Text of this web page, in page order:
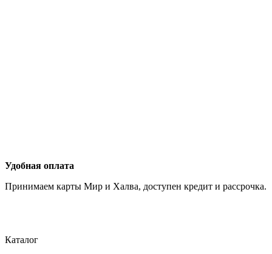
Удобная оплата
Принимаем карты Мир и Халва, доступен кредит и рассрочка.
Каталог